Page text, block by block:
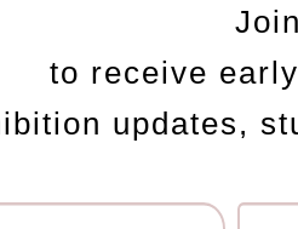
to receive
updates,